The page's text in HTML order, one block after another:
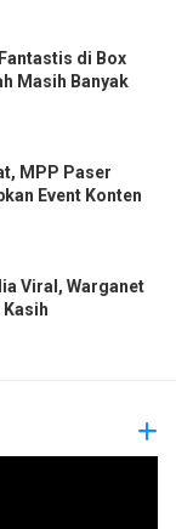
di Box
Masih Banyak
MPP Paser
Event Konten
Viral, Warganet